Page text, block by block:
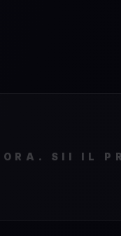
SII IL